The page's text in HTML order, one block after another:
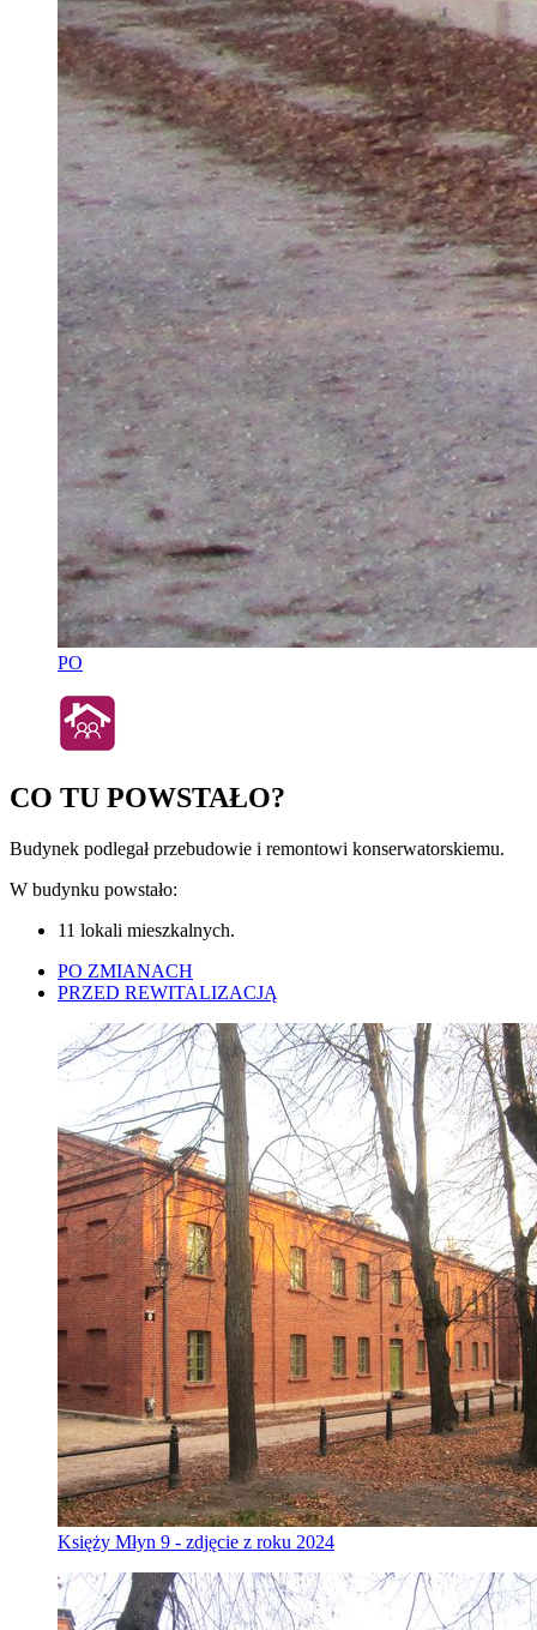
PO
CO TU POWSTAŁO?
Budynek podlegał przebudowie i remontowi konserwatorskiemu.
W budynku powstało:
11 lokali mieszkalnych.
PO ZMIANACH
PRZED REWITALIZACJĄ
Księży Młyn 9 - zdjęcie z roku 2024